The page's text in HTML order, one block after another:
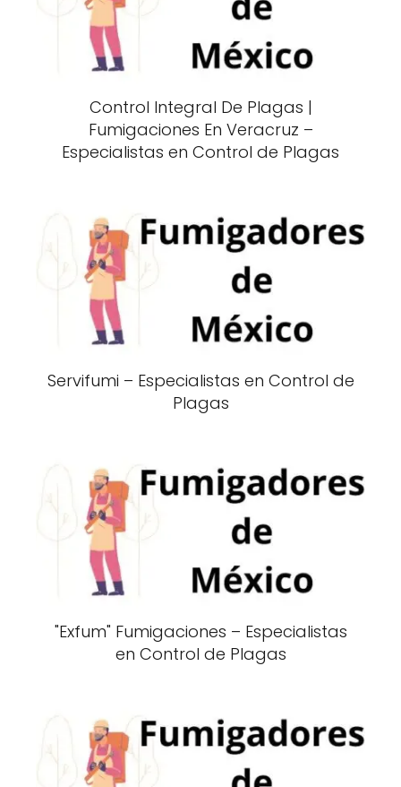
Control Integral De Plagas |
Fumigaciones En Veracruz –
Especialistas en Control de Plagas
Servifumi – Especialistas en Control de
Plagas
"Exfum" Fumigaciones – Especialistas
en Control de Plagas